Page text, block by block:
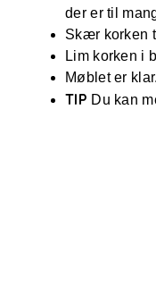
der er til
Skær korken
Lim korken i
Møblet er klar.
TIP Du kan